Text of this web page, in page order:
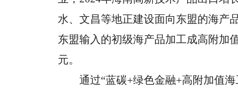
水、文昌等地正建设面向东盟的海产
东盟输入的初级海产品加工成高附加
元。
通过“蓝碳+绿色金融+高附加值海